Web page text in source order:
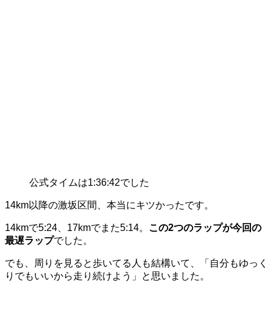
公式タイムは1:36:42でした
14km以降の激坂区間、本当にキツかったです。
14kmで5:24、17kmでまた5:14。 この2つのラップが今回の
最遅ラップでした。
でも、周りを見ると歩いてる人も結構いて、「自分もゆっく
りでもいいから走り続けよう」と思いました。